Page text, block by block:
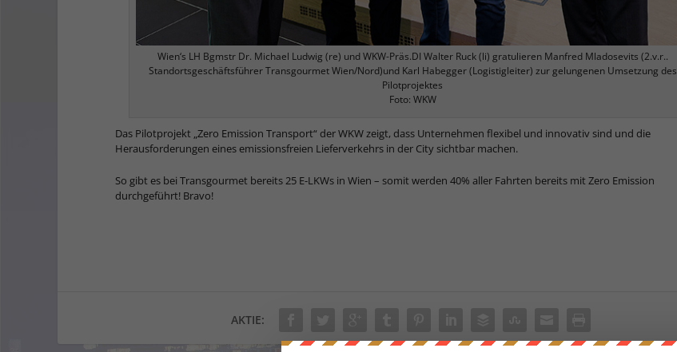
Wien‘s LH Bgmstr Dr. Michael Ludwig (re) und WKW-Präs.DI Walter Ruck (li) gratulieren Manfred Mladosevits (2.v.r..
Standortsgeschäftsführer Transgourmet Wien/Nord)und Karl Habegger (Logistigleiter) zur gelungenen Umsetzung des
Pilotprojektes
Foto: WKW
Das Pilotprojekt „Zero Emission Transport“ der WKW zeigt, dass Unternehmen flexibel und innovativ sind und die
Herausforderungen eines emissionsfreien Lieferverkehrs in der City sichtbar machen.
So gibt es bei Transgourmet bereits 25 E-LKWs in Wien – somit werden 40% aller Fahrten bereits mit Zero Emission
durchgeführt! Bravo!
AKTIE: